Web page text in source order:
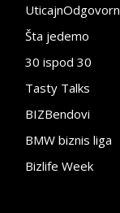
Šta jedemo
30 ispod 30
Tasty Talks
BIZBendovi
BMW biznis liga
Bizlife Week